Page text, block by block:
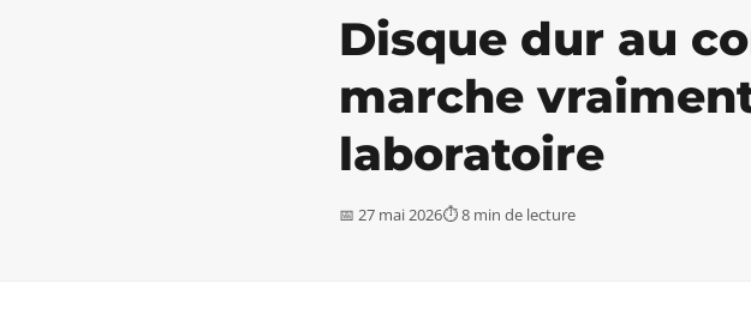
Disque dur au
marche
laboratoire
📅 27 mai 2026⏱ 8 min de lecture